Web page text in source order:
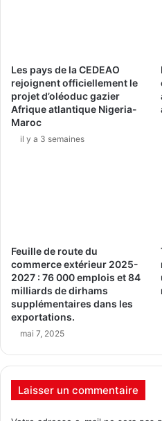
Les pays de la CEDEAO
rejoignent officiellement le
projet d’oléoduc gazier
Afrique atlantique Nigeria-
Maroc
il y a 3 semaines
Feuille de route du
commerce extérieur 2025-
2027 : 76 000 emplois et 84
milliards de dirhams
supplémentaires dans les
exportations.
mai 7, 2025
Laisser un commentaire